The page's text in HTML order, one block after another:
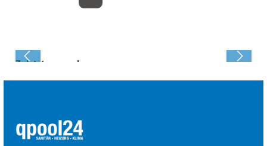
Seite Seite Seite
Zuletzt angesehen: